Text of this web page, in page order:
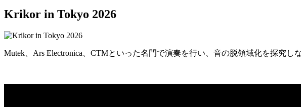
Krikor in Tokyo 2026
Mutek、Ars Electronica、CTMといった名門で演奏を行い、音の脱領域化を探究